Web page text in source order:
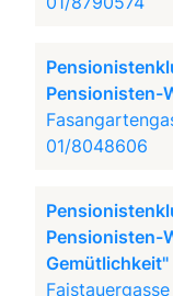
Pensionisten-
01/8048606
Pensionisten-
Gemütlichkeit"